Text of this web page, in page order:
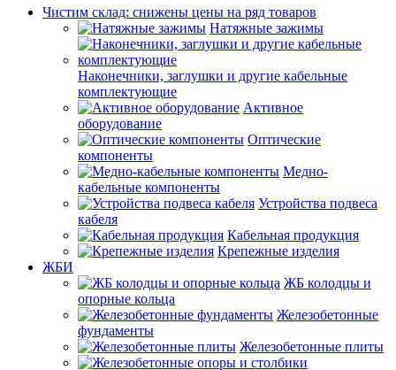
Чистим склад: снижены цены на ряд товаров
Натяжные зажимы
Наконечники, заглушки и другие кабельные
комплектующие
Активное
оборудование
Оптические
компоненты
Медно-
кабельные компоненты
Устройства подвеса
кабеля
Кабельная продукция
Крепежные изделия
ЖБИ
ЖБ колодцы и
опорные кольца
Железобетонные
фундаменты
Железобетонные плиты